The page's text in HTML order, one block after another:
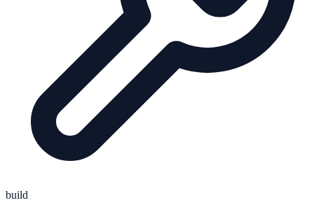
build